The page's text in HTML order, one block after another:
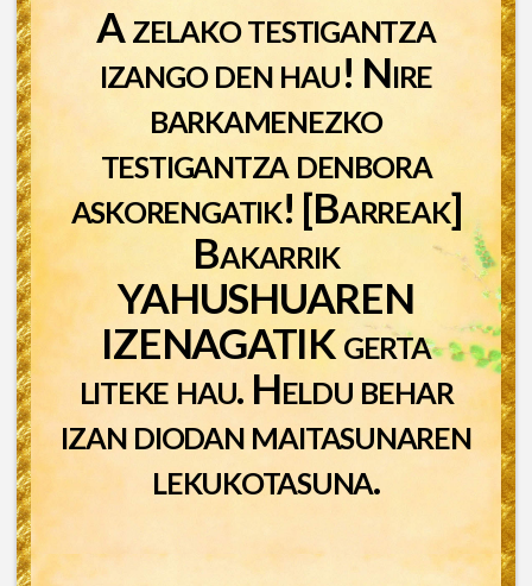
A zelako testigantza
izango den hau! Nire
barkamenezko
testigantza denbora
askorengatik! [Barreak]
Bakarrik
YAHUSHUAREN
IZENAGATIK gerta
liteke hau. Heldu behar
izan diodan maitasunaren
lekukotasuna.